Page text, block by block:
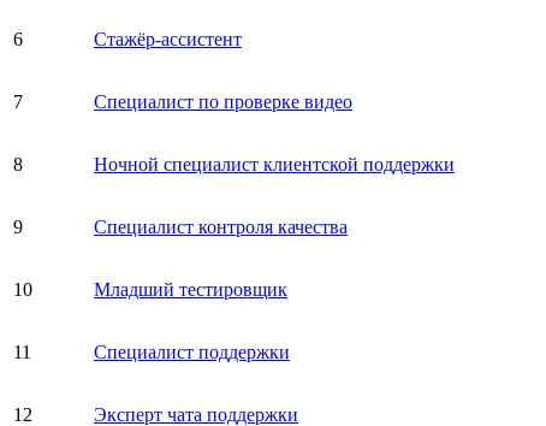
6 Стажёр-ассистент
7 Специалист по проверке видео
8 Ночной специалист клиентской поддержки
9 Специалист контроля качества
10 Младший тестировщик
11 Специалист поддержки
12 Эксперт чата поддержки